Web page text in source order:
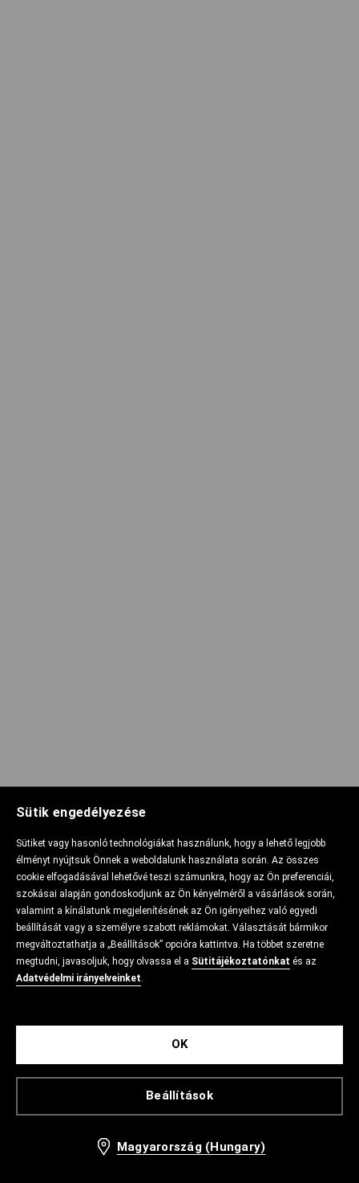
Sütik engedélyezése
Sütiket vagy hasonló technológiákat használunk, hogy a lehető legjobb
élményt nyújtsuk Önnek a weboldalunk használata során. Az összes
cookie elfogadásával lehetővé teszi számunkra, hogy az Ön preferenciái,
szokásai alapján gondoskodjunk az Ön kényelméről a vásárlások során,
valamint a kínálatunk megjelenítésének az Ön igényeihez való egyedi
beállítását vagy a személyre szabott reklámokat. Választását bármikor
megváltoztathatja a „Beállítások” opcióra kattintva. Ha többet szeretne
megtudni, javasoljuk, hogy olvassa el a Sütitájékoztatónkat és az
Adatvédelmi irányelveinket.
Beállítások
OK
Magyarország (Hungary)